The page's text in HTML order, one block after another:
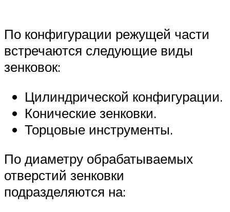
По конфигурации режущей части
встречаются следующие виды
зенковок:
Цилиндрической конфигурации.
Конические зенковки.
Торцовые инструменты.
По диаметру обрабатываемых
отверстий зенковки
подразделяются на: